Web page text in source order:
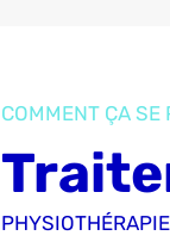
COMMENT ÇA SE